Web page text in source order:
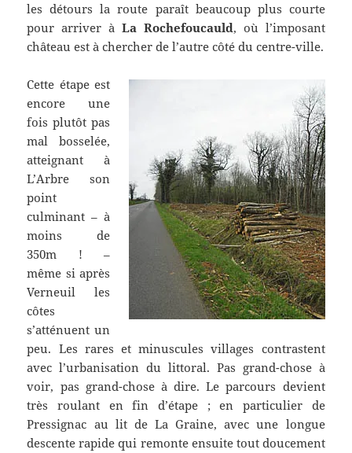
les détours la route paraît beaucoup plus courte
pour arriver à La Rochefoucauld, où l’imposant
château est à chercher de l’autre côté du centre-ville.
Cette étape est
encore une
fois plutôt pas
mal bosselée,
atteignant à
L’Arbre son
point
culminant – à
moins de
350m ! –
même si après
Verneuil les
côtes
s’atténuent un
peu. Les rares et minuscules villages contrastent
avec l’urbanisation du littoral. Pas grand-chose à
voir, pas grand-chose à dire. Le parcours devient
très roulant en fin d’étape ; en particulier de
Pressignac au lit de La Graine, avec une longue
descente rapide qui remonte ensuite tout doucement